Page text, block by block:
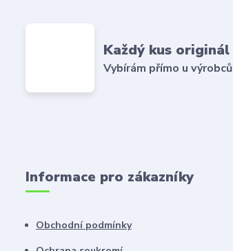
Každý kus originál
Vybírám přímo u výrobců
Informace pro zákazníky
Obchodní podmínky